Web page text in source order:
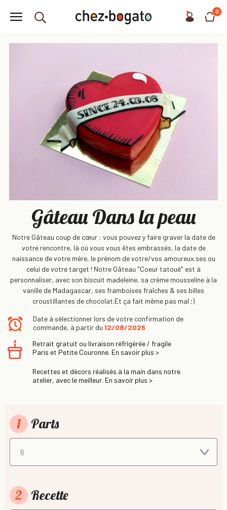
0
Gâteau Dans la peau
Notre Gâteau coup de cœur : vous pouvez y faire graver la date de
votre rencontre, là où vous vous êtes embrassés, la date de
naissance de votre mère, le prénom de votre/vos amoureux.ses ou
celui de votre target ! Notre Gâteau "Coeur tatoué" est à
personnaliser, avec son biscuit madeleine, sa crème mousseline à la
vanille de Madagascar, ses framboises fraîches & ses billes
croustillantes de chocolat.Et ça fait même pas mal ;)
Date à sélectionner lors de votre confirmation de
commande, à partir du 12/08/2026
Retrait gratuit ou livraison réfrigérée / fragile
Paris et Petite Couronne. En savoir plus >
Recettes et décors réalisés à la main dans notre
atelier, avec le meilleur. En savoir plus >
1 Parts
2 Recette